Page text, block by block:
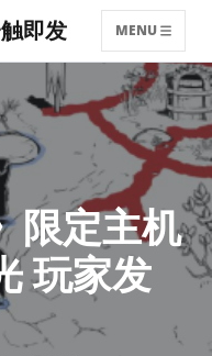
即发 MENU
限定主机
玩家发